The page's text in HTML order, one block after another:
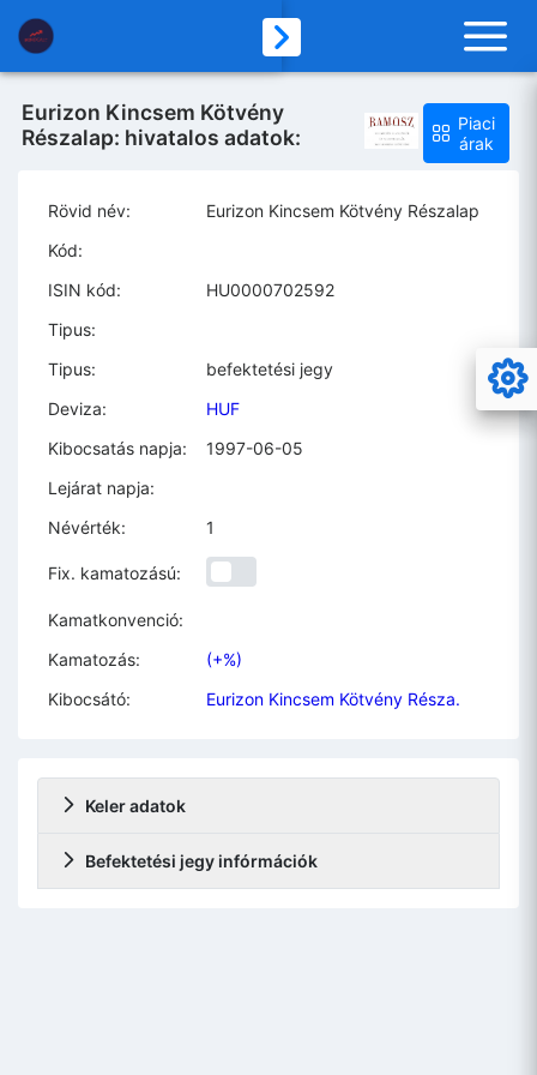
Eurizon Kincsem Kötvény
Részalap: hivatalos adatok:
Piaci
árak
Rövid név:
Eurizon Kincsem Kötvény Részalap
Kód:
ISIN kód:
HU0000702592
Tipus:
Tipus:
befektetési jegy
Deviza:
HUF
Kibocsatás napja:
1997-06-05
Lejárat napja:
Névérték:
1
Fix. kamatozású:
Kamatkonvenció:
Kamatozás:
(+%)
Kibocsátó:
Eurizon Kincsem Kötvény Résza.
Keler adatok
Befektetési jegy infórmációk